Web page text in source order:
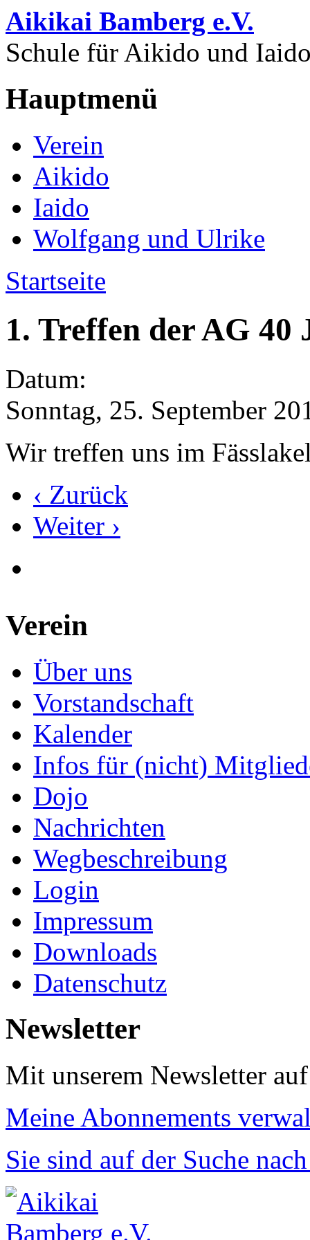
Direkt zum Inhalt
Aikikai Bamberg e.V.
Schule für Aikido und
Hauptmenü
Verein
Aikido
Iaido
Wolfgang und Ulrike
Sie sind hier
Startseite
1. Treffen der AG
Datum:
Sonntag, 25. September
Wir treffen uns im
‹ Zurück
Weiter ›
Verein
Über uns
Vorstandschaft
Kalender
Infos für (nicht)
Dojo
Nachrichten
Wegbeschreibung
Login
Impressum
Downloads
Datenschutz
Newsletter
Mit unserem Newsletter
Meine Abonnements
Sie sind auf der Suche